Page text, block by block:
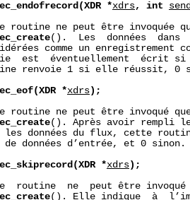
*xdrs, int
routine ne peut être invoquée
().  Les  données  dans
comme un enregistrement
est  éventuellement  écrit
renvoie 1 si elle réussit, 0
*xdrs );
routine ne peut être invoqué
(). Après avoir rempli
les données du flux, cette
de données d’entrée, et 0 sinon.
*xdrs );
routine  ne  peut être
(). Elle indique  à